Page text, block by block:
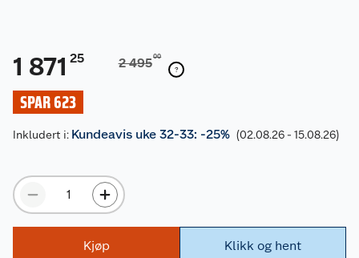
1 871 25 2 49500
SPAR 623
Inkludert i: Kundeavis uke 32-33: -25% (02.08.26 - 15.08.26)
Kjøp Klikk og hent